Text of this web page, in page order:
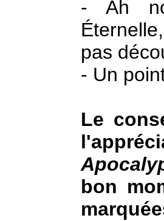
- Ah
pas
- Un
Le
bon